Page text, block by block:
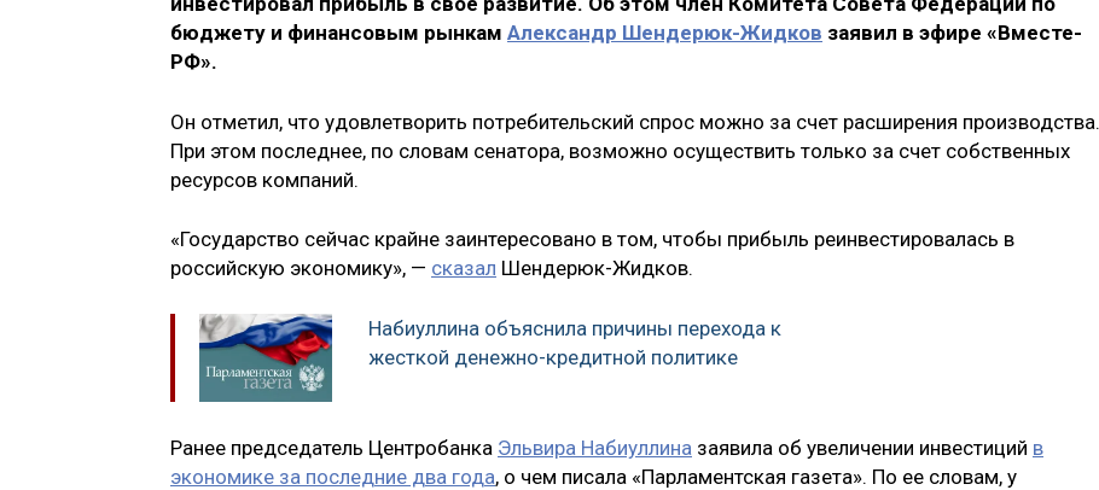
бюджету и финансовым рынкам Александр Шендерюк-Жидков заявил в эфире «Вместе-
РФ».
Он отметил, что удовлетворить потребительский спрос можно за счет расширения производства.
При этом последнее, по словам сенатора, возможно осуществить только за счет собственных
ресурсов компаний.
«Государство сейчас крайне заинтересовано в том, чтобы прибыль реинвестировалась в
российскую экономику», — сказал Шендерюк-Жидков.
Набиуллина объяснила причины перехода к
жесткой денежно-кредитной политике
Ранее председатель Центробанка Эльвира Набиуллина заявила об увеличении инвестиций в
экономике за последние два года, о чем писала «Парламентская газета». По ее словам, у